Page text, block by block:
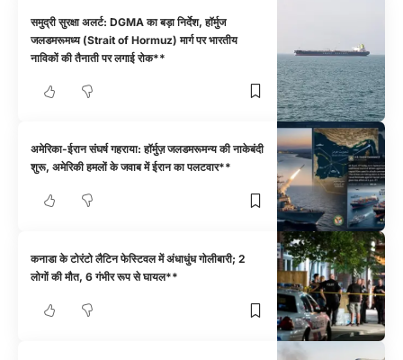
समुद्री सुरक्षा अलर्ट: DGMA का बड़ा निर्देश, हॉर्मुज
जलडमरूमध्य (Strait of Hormuz) मार्ग पर भारतीय
नाविकों की तैनाती पर लगाई रोक**
अमेरिका-ईरान संघर्ष गहराया: हॉर्मुज़ जलडमरूमन्य की नाकेबंदी
शुरू, अमेरिकी हमलों के जवाब में ईरान का पलटवार**
कनाडा के टोरंटो लैटिन फेस्टिवल में अंधाधुंध गोलीबारी; 2
लोगों की मौत, 6 गंभीर रूप से घायल**